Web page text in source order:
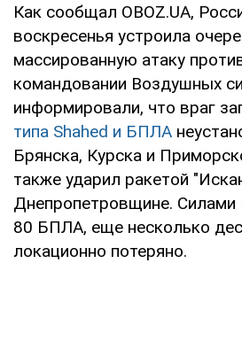
Как сообщал OBOZ.UA,
воскресенья устроила
массированную атаку
командовании Воздушных
информировали, что враг
типа Shahed и БПЛА
Брянска, Курска и
также ударил ракетой
Днепропетровщине.
80 БПЛА, еще несколько
локационно потеряно.